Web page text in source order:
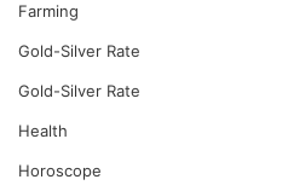
Farming
Gold-Silver Rate
Gold-Silver Rate
Health
Horoscope